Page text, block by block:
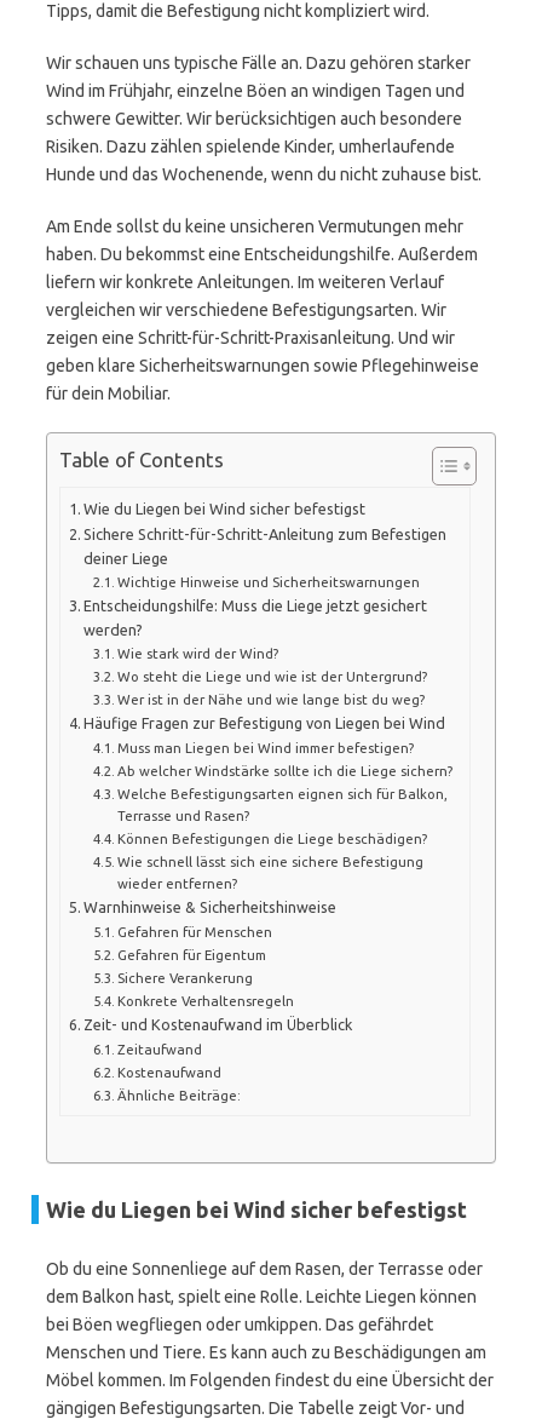
Tipps, damit die Befestigung nicht kompliziert wird.
Wir schauen uns typische Fälle an. Dazu gehören starker
Wind im Frühjahr, einzelne Böen an windigen Tagen und
schwere Gewitter. Wir berücksichtigen auch besondere
Risiken. Dazu zählen spielende Kinder, umherlaufende
Hunde und das Wochenende, wenn du nicht zuhause bist.
Am Ende sollst du keine unsicheren Vermutungen mehr
haben. Du bekommst eine Entscheidungshilfe. Außerdem
liefern wir konkrete Anleitungen. Im weiteren Verlauf
vergleichen wir verschiedene Befestigungsarten. Wir
zeigen eine Schritt-für-Schritt-Praxisanleitung. Und wir
geben klare Sicherheitswarnungen sowie Pflegehinweise
für dein Mobiliar.
Table of Contents
Wie du Liegen bei Wind sicher befestigst
Sichere Schritt-für-Schritt-Anleitung zum Befestigen
deiner Liege
Wichtige Hinweise und Sicherheitswarnungen
Entscheidungshilfe: Muss die Liege jetzt gesichert
werden?
Wie stark wird der Wind?
Wo steht die Liege und wie ist der Untergrund?
Wer ist in der Nähe und wie lange bist du weg?
Häufige Fragen zur Befestigung von Liegen bei Wind
Muss man Liegen bei Wind immer befestigen?
Ab welcher Windstärke sollte ich die Liege sichern?
Welche Befestigungsarten eignen sich für Balkon,
Terrasse und Rasen?
Können Befestigungen die Liege beschädigen?
Wie schnell lässt sich eine sichere Befestigung
wieder entfernen?
Warnhinweise & Sicherheitshinweise
Gefahren für Menschen
Gefahren für Eigentum
Sichere Verankerung
Konkrete Verhaltensregeln
Zeit- und Kostenaufwand im Überblick
Zeitaufwand
Kostenaufwand
Ähnliche Beiträge:
Wie du Liegen bei Wind sicher befestigst
Ob du eine Sonnenliege auf dem Rasen, der Terrasse oder
dem Balkon hast, spielt eine Rolle. Leichte Liegen können
bei Böen wegfliegen oder umkippen. Das gefährdet
Menschen und Tiere. Es kann auch zu Beschädigungen am
Möbel kommen. Im Folgenden findest du eine Übersicht der
gängigen Befestigungsarten. Die Tabelle zeigt Vor- und